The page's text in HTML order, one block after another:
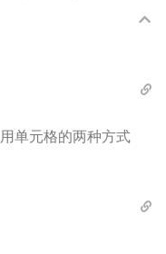
单元格的两种方式